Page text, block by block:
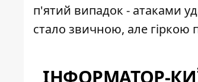
п'ятий випадок - атаками
стало звичною, але гіркою
ІНФОРМАТОР-